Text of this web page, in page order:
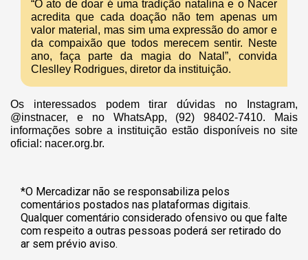
“O ato de doar é uma tradição natalina e o Nacer
acredita que cada doação não tem apenas um
valor material, mas sim uma expressão do amor e
da compaixão que todos merecem sentir. Neste
ano, faça parte da magia do Natal”, convida
Cleslley Rodrigues, diretor da instituição.
Os interessados podem tirar dúvidas no Instagram,
@instnacer, e no WhatsApp, (92) 98402-7410. Mais
informações sobre a instituição estão disponíveis no site
oficial: nacer.org.br.
*O Mercadizar não se responsabiliza pelos
comentários postados nas plataformas digitais.
Qualquer comentário considerado ofensivo ou que falte
com respeito a outras pessoas poderá ser retirado do
ar sem prévio aviso.